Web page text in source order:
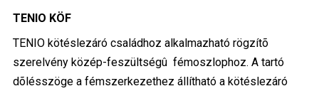
TENIO KÖF
TENIO kötéslezáró családhoz alkalmazható rögzítõ
szerelvény közép-feszültségû fémoszlophoz. A tartó
dõlésszöge a fémszerkezethez állítható a kötéslezáró